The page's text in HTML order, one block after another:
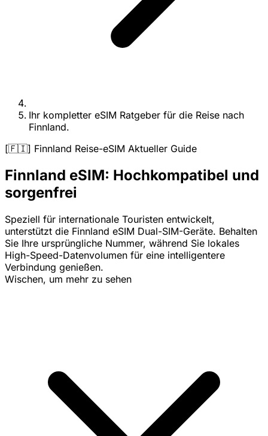
Ihr kompletter eSIM Ratgeber für die Reise nach
Finnland.
[🇫🇮] Finnland Reise-eSIM Aktueller Guide
Finnland eSIM: Hochkompatibel und
sorgenfrei
Speziell für internationale Touristen entwickelt,
unterstützt die Finnland eSIM Dual-SIM-Geräte. Behalten
Sie Ihre ursprüngliche Nummer, während Sie lokales
High-Speed-Datenvolumen für eine intelligentere
Verbindung genießen.
Wischen, um mehr zu sehen